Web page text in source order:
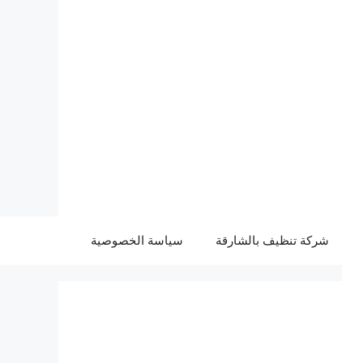
شركة تنظيف بالشارقة سياسة الخصوصية